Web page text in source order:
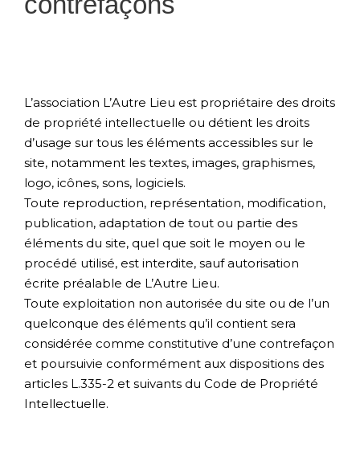
L’association L’Autre Lieu est propriétaire des droits
de propriété intellectuelle ou détient les droits
d’usage sur tous les éléments accessibles sur le
site, notamment les textes, images, graphismes,
logo, icônes, sons, logiciels.
Toute reproduction, représentation, modification,
publication, adaptation de tout ou partie des
éléments du site, quel que soit le moyen ou le
procédé utilisé, est interdite, sauf autorisation
écrite préalable de L’Autre Lieu.
Toute exploitation non autorisée du site ou de l’un
quelconque des éléments qu’il contient sera
considérée comme constitutive d’une contrefaçon
et poursuivie conformément aux dispositions des
articles L.335-2 et suivants du Code de Propriété
Intellectuelle.